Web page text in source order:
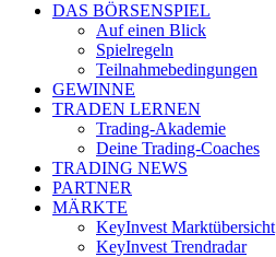
DAS BÖRSENSPIEL
Auf einen Blick
Spielregeln
Teilnahmebedingungen
GEWINNE
TRADEN LERNEN
Trading-Akademie
Deine Trading-Coaches
TRADING NEWS
PARTNER
MÄRKTE
KeyInvest Marktübersicht
KeyInvest Trendradar